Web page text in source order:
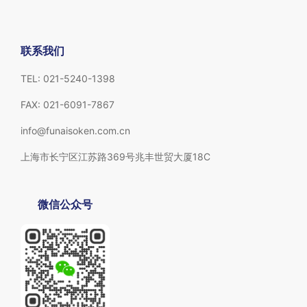
联系我们
TEL: 021-5240-1398
FAX: 021-6091-7867
info@funaisoken.com.cn
上海市长宁区江苏路369号兆丰世贸大厦18C
微信公众号